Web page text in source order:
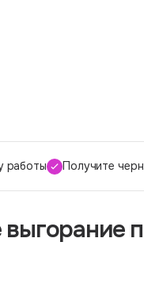
работы Получите